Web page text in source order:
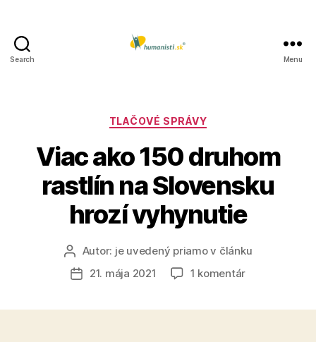
Search Menu
Kategórie
TLAČOVÉ SPRÁVY
Viac ako 150 druhom
rastlín na Slovensku
hrozí vyhynutie
Autor
článku
Autor: je uvedený priamo v článku
Dátum
21. mája 2021 1 komentárna